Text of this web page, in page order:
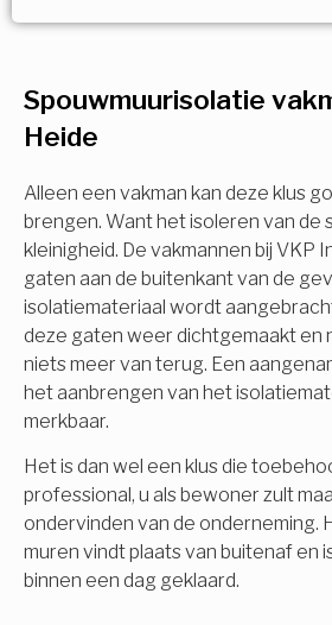
Spouwmuurisolatie
Heide
Alleen een vakman kan deze klus
brengen. Want het isoleren van de
kleinigheid. De vakmannen bij VKP
gaten aan de buitenkant van de
isolatiemateriaal wordt
deze gaten weer dichtgemaakt en
niets meer van terug. Een
het aanbrengen van het
merkbaar.
Het is dan wel een klus die
professional, u als bewoner zult
ondervinden van de onderneming.
muren vindt plaats van buitenaf en
binnen een dag geklaard.